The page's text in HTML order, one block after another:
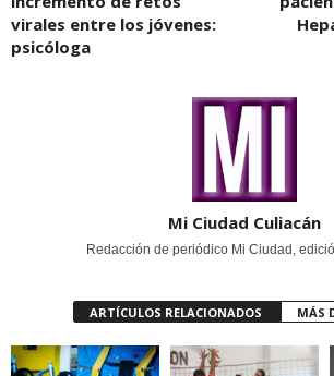
virales entre los jóvenes:
psicóloga
Mi Ciudad Culiacán
Redacción de periódico Mi Ciudad,
ARTÍCULOS RELACIONADOS MÁS